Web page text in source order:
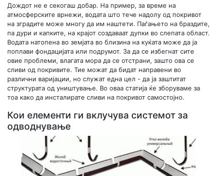
Дождот не е секогаш добар. На пример, за време на
атмосферските врнежи, водата што тече надолу од покривот
на зградите може многу да им наштети. Паѓањето на браздите,
па дури и капките, на крајот создаваат дупки во слепата област.
Водата натопена во земјата во близина на куќата може да ја
поплави фондацијата или подрумот. За да се избегнат сите
овие проблеми, влагата мора да се отстрани, зашто ова се
сливи од покривите. Тие можат да бидат направени во
различни варијации, но служат една цел - да ја заштитат
структурата од уништување. Во оваа статија ќе зборуваме за
тоа како да инсталирате сливи на покривот самостојно.
Кои елементи ги вклучува системот за
одводнување